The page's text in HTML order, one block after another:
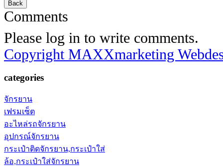
Comments
Please log in to write comments.
Copyright MAXXmarketing
categories
จักรยาน
เฟรมเซ็ต
อะไหล่รถจักรยาน
อุปกรณ์จักรยาน
กระเป๋าติดจักรยาน,กระเป๋าใส่
ล้อ,กระเป๋าใส่จักรยาน